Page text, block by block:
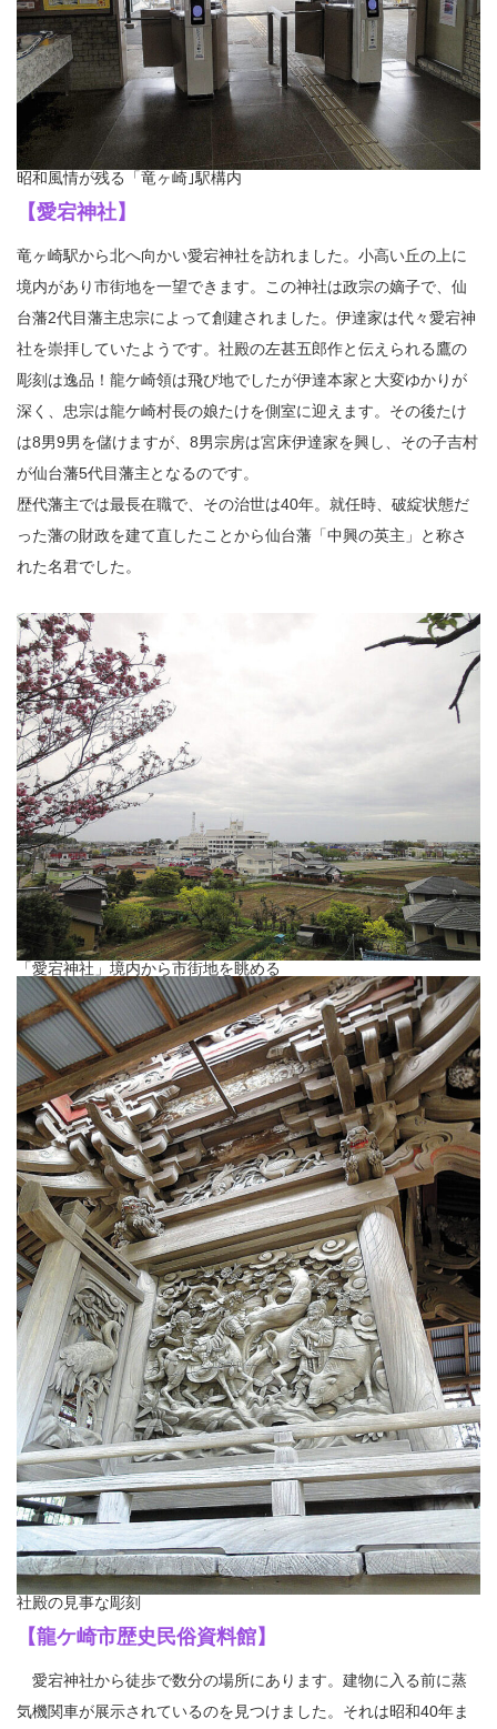
昭和風情が残る「竜ヶ崎｣駅構内
【愛宕神社】
竜ヶ崎駅から北へ向かい愛宕神社を訪れました。小高い丘の上に
境内があり市街地を一望できます。この神社は政宗の嫡子で、仙
台藩2代目藩主忠宗によって創建されました。伊達家は代々愛宕神
社を崇拝していたようです。社殿の左甚五郎作と伝えられる鷹の
彫刻は逸品！龍ケ崎領は飛び地でしたが伊達本家と大変ゆかりが
深く、忠宗は龍ケ崎村長の娘たけを側室に迎えます。その後たけ
は8男9男を儲けますが、8男宗房は宮床伊達家を興し、その子吉村
が仙台藩5代目藩主となるのです。
歴代藩主では最長在職で、その治世は40年。就任時、破綻状態だ
った藩の財政を建て直したことから仙台藩「中興の英主」と称さ
れた名君でした。
「愛宕神社」境内から市街地を眺める
社殿の見事な彫刻
【龍ケ崎市歴史民俗資料館】
愛宕神社から徒歩で数分の場所にあります。建物に入る前に蒸
気機関車が展示されているのを見つけました。それは昭和40年ま